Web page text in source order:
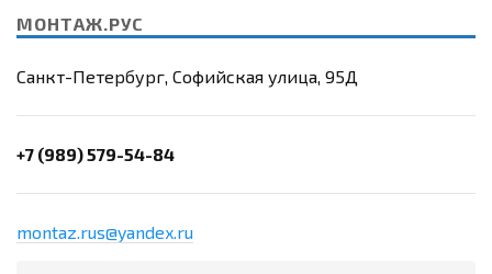
МОНТАЖ.РУС
Санкт-Петербург, Софийская улица, 95Д
+7 (989) 579-54-84
montaz.rus@yandex.ru